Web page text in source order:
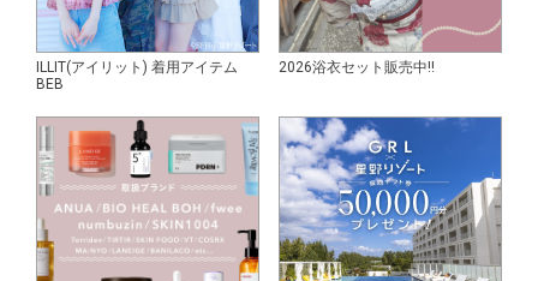
ILLIT(アイリット) 着用アイテム
BEB
2026浴衣セット販売中!!